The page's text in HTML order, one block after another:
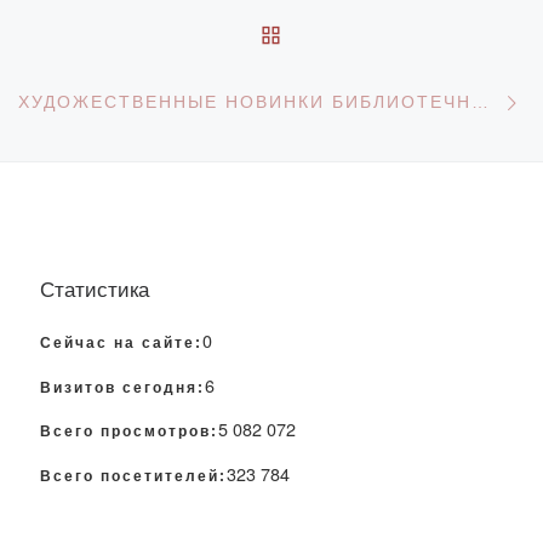
Статистика
Сейчас на сайте: 0
Визитов сегодня: 6
Всего просмотров: 5 082 072
Всего посетителей: 323 784